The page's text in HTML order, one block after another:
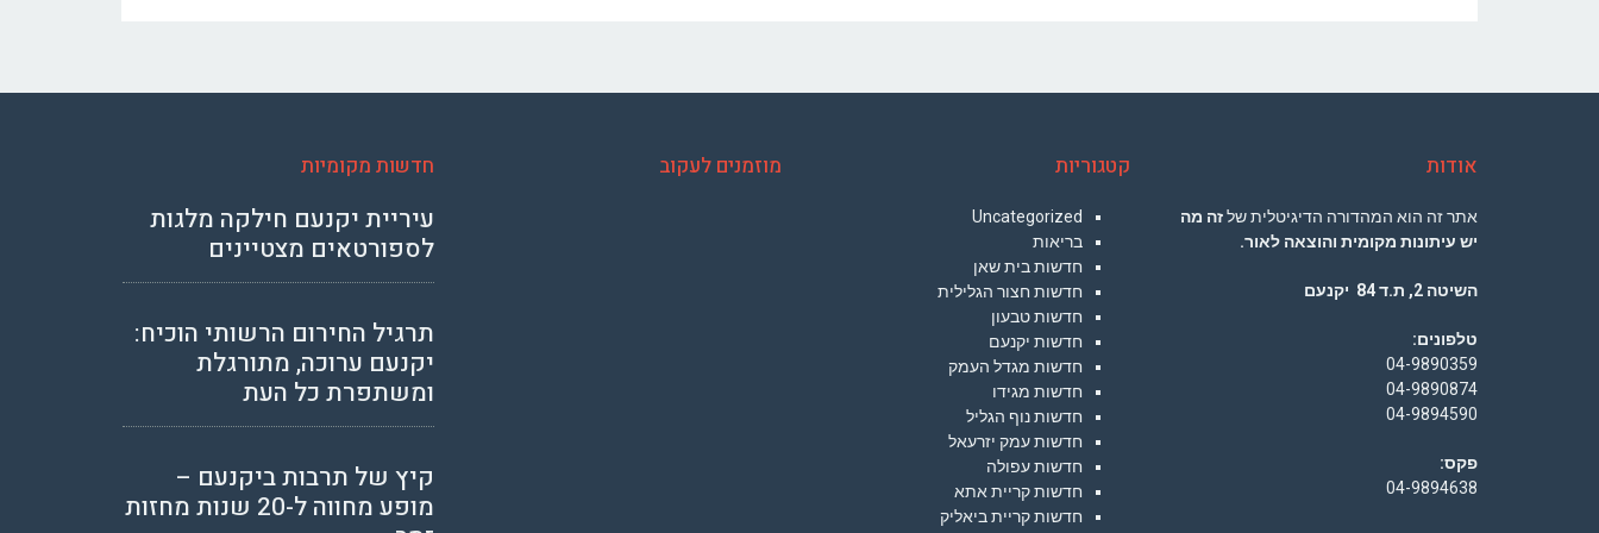
אודות
אתר זה הוא המהדורה הדיגיטלית שלזה מה
יש עיתונות מקומית והוצאה לאור.
השיטה 2, ת.ד 84 יקנעם
טלפונים:
04-9890359
04-9890874
04-9894590
פקס:
04-9894638
קטגוריות
Uncategorized
בריאות
חדשות בית שאן
חדשות חצור הגלילית
חדשות טבעון
חדשות יקנעם
חדשות מגדל העמק
חדשות מגידו
חדשות נוף הגליל
חדשות עמק יזרעאל
חדשות עפולה
חדשות קריית אתא
חדשות קריית ביאליק
מוזמנים לעקוב חדשות מקומיות
עיריית יקנעם חילקה מלגות
לספורטאים מצטיינים
תרגיל החירום הרשותי הוכיח:
יקנעם ערוכה, מתורגלת
ומשתפרת כל העת
קיץ של תרבות ביקנעם –
מופע מחווה ל-20 שנות מחזות